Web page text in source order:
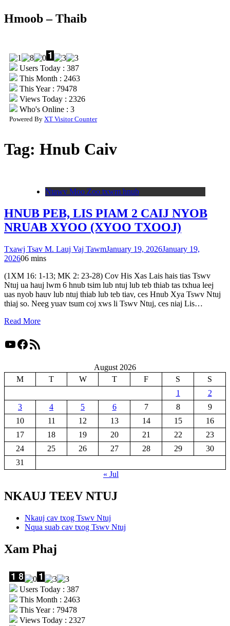
Hmoob – Thaib
Users Today : 387
This Month : 2463
This Year : 79478
Views Today : 2326
Who's Online : 3
Powered By XT Visitor Counter
Tag: Hnub Caiv
Ntawv Moo Zoo txwm hnub
HNUB PEB, LIS PIAM 2 CAIJ NYOB
NRUAB XYOO (XYOO TXOOJ)
Txawj Tsav M. Lauj Vaj TawmJanuary 19, 2026January 19,
202606 mins
(1XM 16: 1-13; MK 2: 23-28) Cov His Xas Lais hais tias Tswv
Ntuj ua hauj lwm 6 hnub tsim lub ntuj lub teb thiab tas txhua leej
uas nyob hauv lub ntuj thiab lub teb tiav, ces Hnub Xya Tswv Ntuj
thiaj so. Neeg yuav tsum coj xws li Tswv Ntuj, ces niaj Lis…
Read More
YouTube
Facebook
RSS Feed
August 2026
M
T W T F S
S
1
2
3
4 5 6 7 8
9
10
11 12 13 14 15
16
17
18 19 20 21 22
23
24
25 26 27 28 29
30
31
« Jul
NKAUJ TEEV NTUJ
Nkauj cav txog Tswv Ntuj
Nqua suab cav txog Tswv Ntuj
Xam Phaj
Users Today : 387
This Month : 2463
This Year : 79478
Views Today : 2327